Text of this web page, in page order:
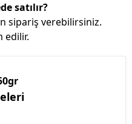
satılır?
sipariş verebilirsiniz.
edilir.